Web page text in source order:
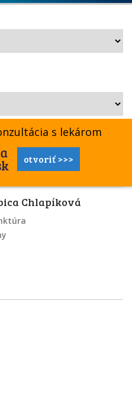
s lekárom
otvoriť >>>
Chlapíková